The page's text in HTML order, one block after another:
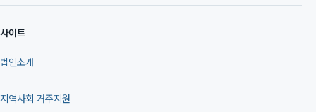
사이트
법인소개
지역사회 거주지원